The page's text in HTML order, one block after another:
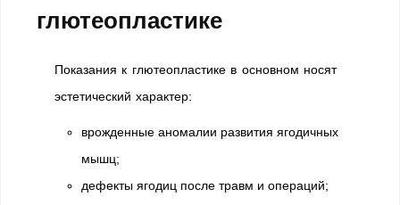
глютеопластике
Показания к глютеопластике в основном носят
эстетический характер:
врожденные аномалии развития ягодичных
мышц;
дефекты ягодиц после травм и операций;